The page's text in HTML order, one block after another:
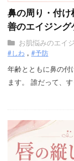
鼻の周り・付け
善のエイジング
お肌悩みのエイ
#しわ #予防
年齢とともに鼻の付
ます。 誰だって、